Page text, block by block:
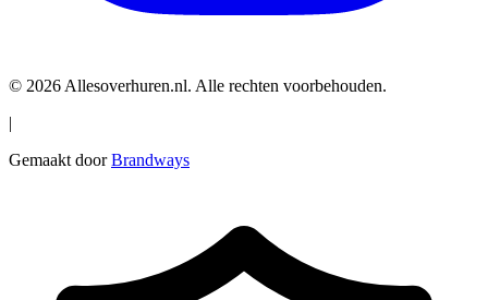
© 2026 Allesoverhuren.nl. Alle rechten voorbehouden.
|
Gemaakt doorBrandways